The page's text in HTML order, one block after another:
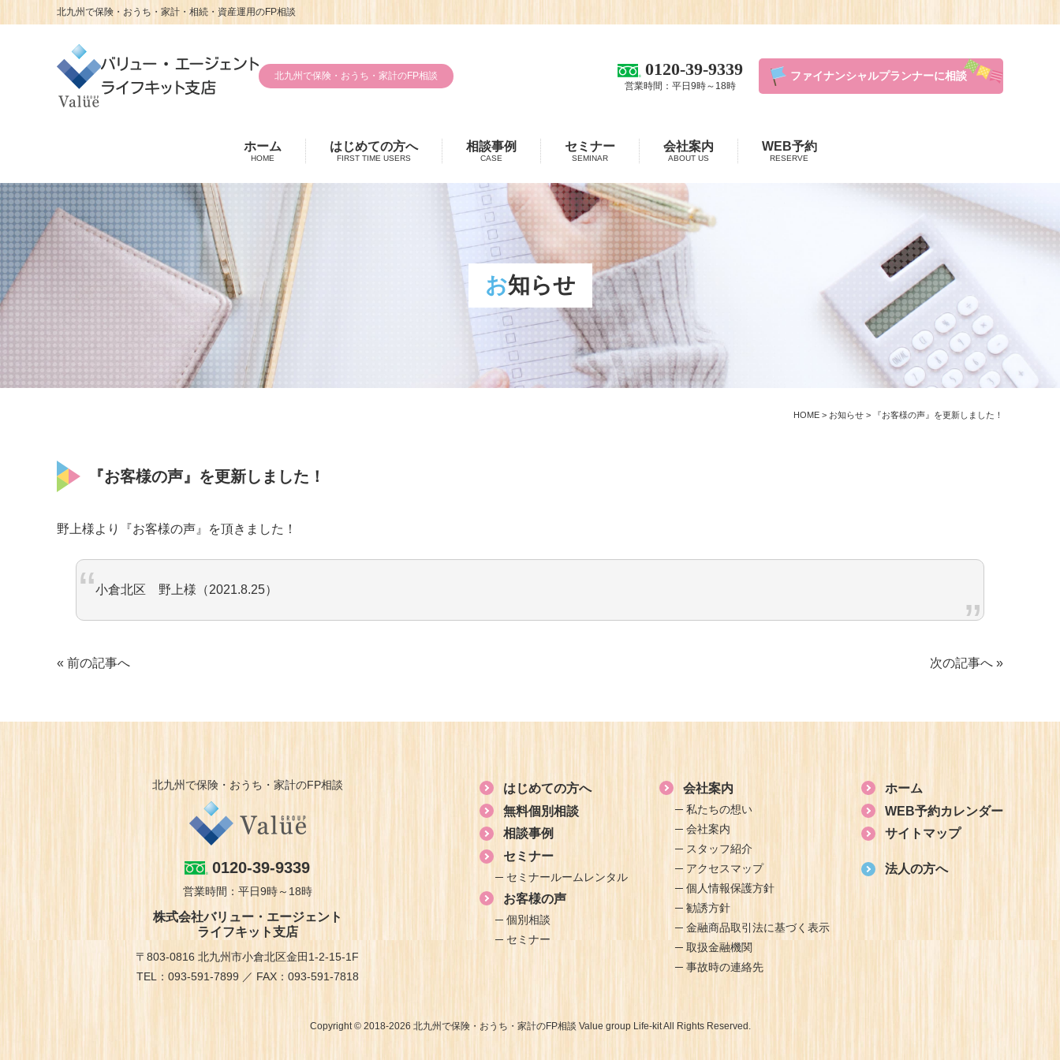
北九州で保険・おうち・家計・相続・資産運用のFP相談
北九州で保険・おうち・家計のFP相談 0120-39-9339
営業時間：平日9時～18時
ファイナンシャルプランナーに相談
ホーム
HOME
はじめての方へ
FIRST TIME USERS
相談事例
CASE
セミナー
SEMINAR
会社案内
ABOUT US
WEB予約
RESERVE
お知らせ
HOME > お知らせ > 『お客様の声』を更新しました！
『お客様の声』を更新しました！
野上様より『お客様の声』を頂きました！
小倉北区 野上様（2021.8.25）
« 前の記事へ 次の記事へ »
北九州で保険・おうち・家計のFP相談
0120-39-9339
営業時間：平日9時～18時
株式会社バリュー・エージェント
ライフキット支店
〒803-0816 北九州市小倉北区金田1-2-15-1F
TEL：093-591-7899 ／ FAX：093-591-7818
はじめての方へ
無料個別相談
相談事例
セミナー
セミナールームレンタル
お客様の声
個別相談
セミナー
会社案内
私たちの想い
会社案内
スタッフ紹介
アクセスマップ
個人情報保護方針
勧誘方針
金融商品取引法に基づく表示
取扱金融機関
事故時の連絡先
ホーム
WEB予約カレンダー
サイトマップ
法人の方へ
Copyright © 2018-2026 北九州で保険・おうち・家計のFP相談 Value group Life-kit All Rights Reserved.